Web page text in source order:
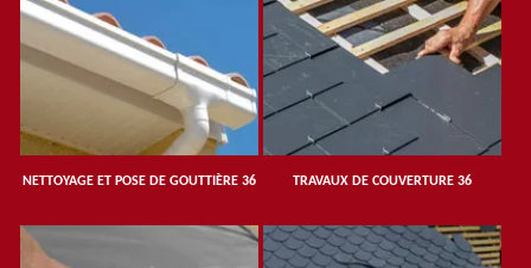
NETTOYAGE ET POSE DE GOUTTIÈRE 36 TRAVAUX DE COUVERTURE 36